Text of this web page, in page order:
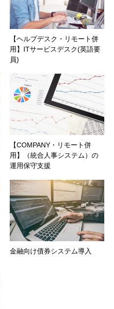
【ヘルプデスク・リモート併
用】ITサービスデスク(英語要
員)
【COMPANY・リモート併
用】（統合人事システム）の
運用保守支援
金融向け債券システム導入